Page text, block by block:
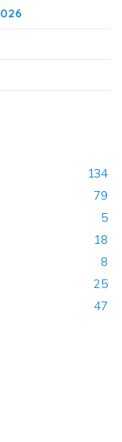
134
79
5
18
8
25
47